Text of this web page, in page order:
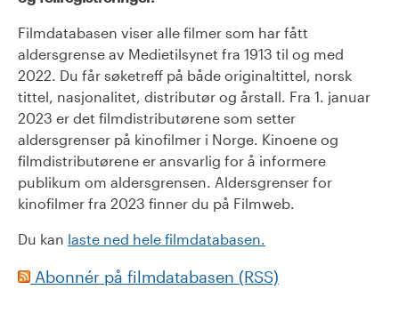
Filmdatabasen viser alle filmer som har fått
aldersgrense av Medietilsynet fra 1913 til og med
2022. Du får søketreff på både originaltittel, norsk
tittel, nasjonalitet, distributør og årstall. Fra 1. januar
2023 er det filmdistributørene som setter
aldersgrenser på kinofilmer i Norge. Kinoene og
filmdistributørene er ansvarlig for å informere
publikum om aldersgrensen. Aldersgrenser for
kinofilmer fra 2023 finner du på Filmweb.
Du kan laste ned hele filmdatabasen.
Abonnér på filmdatabasen (RSS)